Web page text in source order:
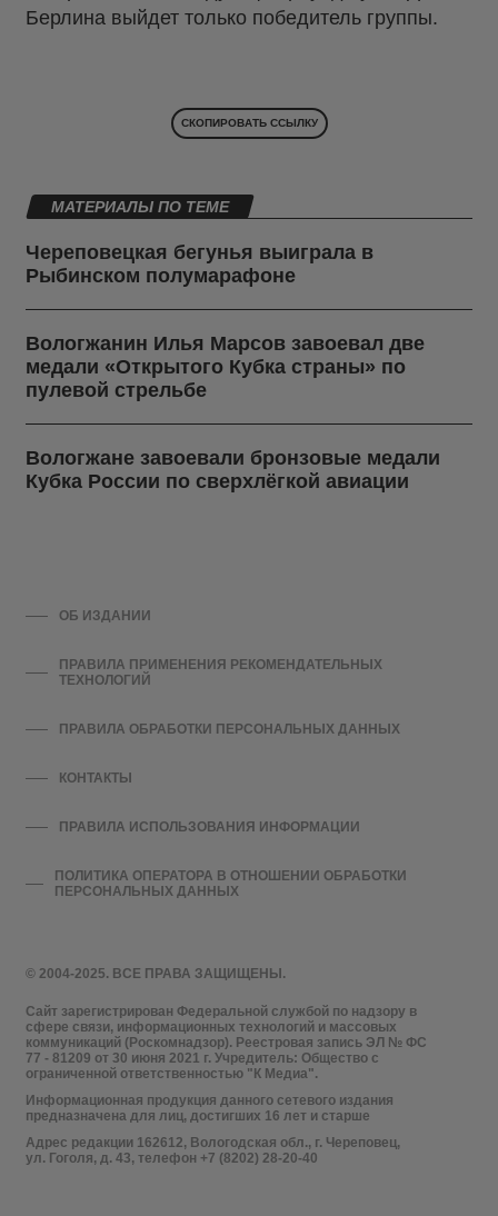
Берлина выйдет только победитель группы.
СКОПИРОВАТЬ ССЫЛКУ
МАТЕРИАЛЫ ПО ТЕМЕ
Череповецкая бегунья выиграла в
Рыбинском полумарафоне
Вологжанин Илья Марсов завоевал две
медали «Открытого Кубка страны» по
пулевой стрельбе
Вологжане завоевали бронзовые медали
Кубка России по сверхлёгкой авиации
© 2004-2025. ВСЕ ПРАВА ЗАЩИЩЕНЫ.
Сайт зарегистрирован Федеральной службой по надзору в
сфере связи, информационных технологий и массовых
коммуникаций (Роскомнадзор). Реестровая запись ЭЛ № ФС
77 - 81209 от 30 июня 2021 г. Учредитель: Общество с
ограниченной ответственностью "К Медиа".
Информационная продукция данного сетевого издания
предназначена для лиц, достигших 16 лет и старше
Адрес редакции 162612, Вологодская обл., г. Череповец,
ул. Гоголя, д. 43, телефон +7 (8202) 28-20-40
ОБ ИЗДАНИИ
ПРАВИЛА ПРИМЕНЕНИЯ РЕКОМЕНДАТЕЛЬНЫХ
ТЕХНОЛОГИЙ
ПРАВИЛА ОБРАБОТКИ ПЕРСОНАЛЬНЫХ ДАННЫХ
КОНТАКТЫ
ПРАВИЛА ИСПОЛЬЗОВАНИЯ ИНФОРМАЦИИ
ПОЛИТИКА ОПЕРАТОРА В ОТНОШЕНИИ ОБРАБОТКИ
ПЕРСОНАЛЬНЫХ ДАННЫХ